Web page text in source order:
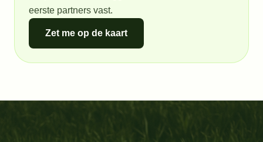
eerste partners vast.
Zet me op de kaart